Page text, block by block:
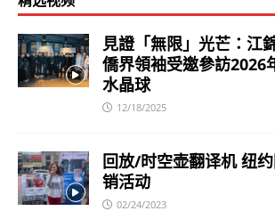
見證「無限」光芒：江
僑界領袖受邀參訪2026
水晶球
12/18/2025
回放/时空壶翻译机 纽
销活动
02/24/2023